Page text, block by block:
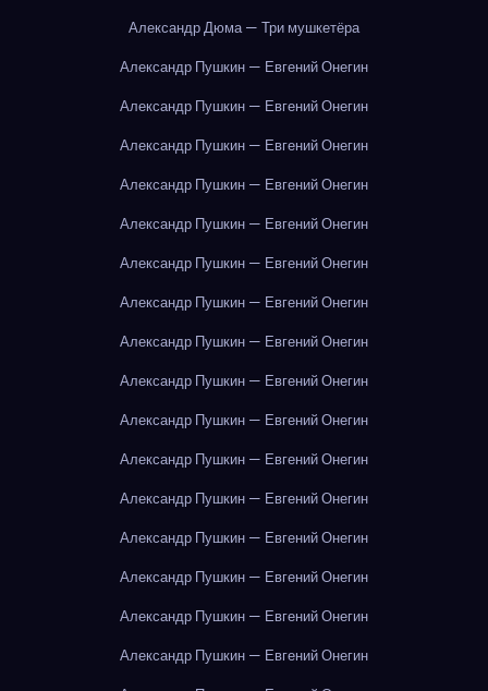
Александр Дюма — Три мушкетёра
Александр Пушкин — Евгений Онегин
Александр Пушкин — Евгений Онегин
Александр Пушкин — Евгений Онегин
Александр Пушкин — Евгений Онегин
Александр Пушкин — Евгений Онегин
Александр Пушкин — Евгений Онегин
Александр Пушкин — Евгений Онегин
Александр Пушкин — Евгений Онегин
Александр Пушкин — Евгений Онегин
Александр Пушкин — Евгений Онегин
Александр Пушкин — Евгений Онегин
Александр Пушкин — Евгений Онегин
Александр Пушкин — Евгений Онегин
Александр Пушкин — Евгений Онегин
Александр Пушкин — Евгений Онегин
Александр Пушкин — Евгений Онегин